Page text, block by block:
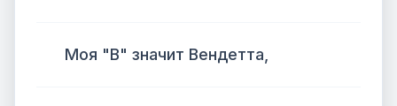
Моя "В" значит Вендетта,